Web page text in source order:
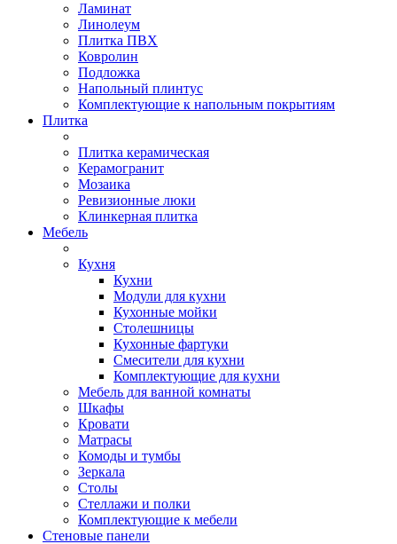
Ламинат
Линолеум
Плитка ПВХ
Ковролин
Подложка
Напольный плинтус
Комплектующие к напольным покрытиям
Плитка
Плитка керамическая
Керамогранит
Мозаика
Ревизионные люки
Клинкерная плитка
Мебель
Кухня
Кухни
Модули для кухни
Кухонные мойки
Столешницы
Кухонные фартуки
Смесители для кухни
Комплектующие для кухни
Мебель для ванной комнаты
Шкафы
Кровати
Матрасы
Комоды и тумбы
Зеркала
Столы
Стеллажи и полки
Комплектующие к мебели
Стеновые панели